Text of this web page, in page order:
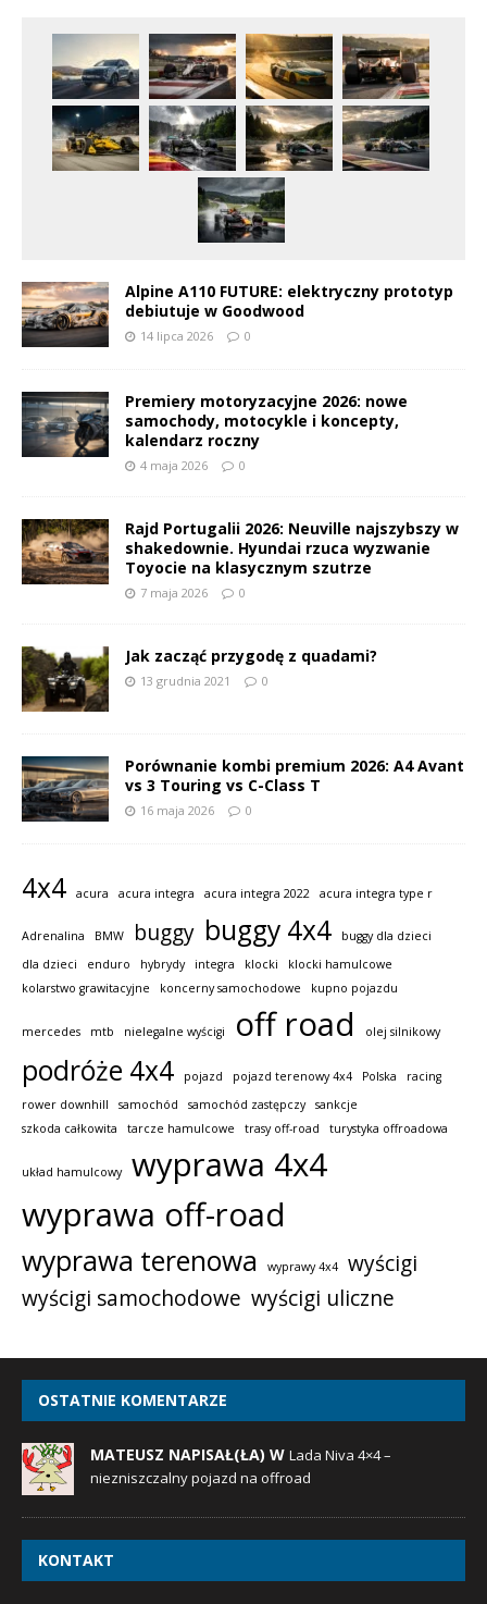
Alpine A110 FUTURE: elektryczny prototyp
debiutuje w Goodwood
14 lipca 2026 0
Premiery motoryzacyjne 2026: nowe
samochody, motocykle i koncepty,
kalendarz roczny
4 maja 2026 0
Rajd Portugalii 2026: Neuville najszybszy w
shakedownie. Hyundai rzuca wyzwanie
Toyocie na klasycznym szutrze
7 maja 2026 0
Jak zacząć przygodę z quadami?
13 grudnia 2021 0
Porównanie kombi premium 2026: A4 Avant
vs 3 Touring vs C-Class T
16 maja 2026 0
4x4 acura acura integra acura integra 2022 acura integra type r
Adrenalina BMW buggy buggy 4x4
buggy dla dzieci
dla dzieci
enduro hybrydy integra klocki
klocki hamulcowe
kolarstwo grawitacyjne
koncerny samochodowe kupno pojazdu
mercedes mtb nielegalne wyścigi off road olej silnikowy
podróże 4x4 pojazd pojazd terenowy 4x4 Polska
racing
rower downhill
samochód samochód zastępczy
sankcje
szkoda całkowita
tarcze hamulcowe trasy off-road turystyka offroadowa
układ hamulcowy
wyprawa 4x4
wyprawa off-road
wyprawa terenowa wyprawy 4x4
wyścigi
wyścigi samochodowe wyścigi uliczne
OSTATNIE KOMENTARZE
MATEUSZ NAPISAŁ(ŁA) W Lada Niva 4×4 –
niezniszczalny pojazd na offroad
KONTAKT